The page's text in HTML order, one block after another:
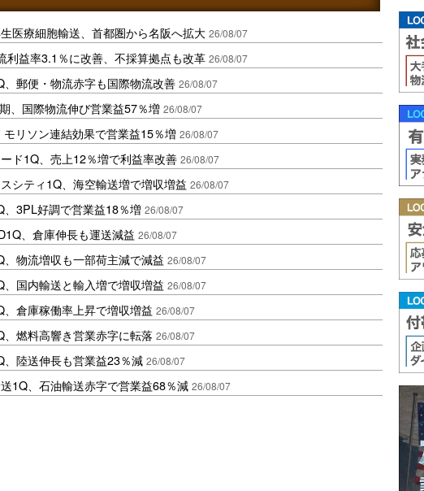
医療細胞輸送、首都圏から名阪へ拡大 26/08/07
利益率3.1％に改善、不採算拠点も改革 26/08/07
、郵便・物流赤字も国際物流改善 26/08/07
、国際物流伸び営業益57％増 26/08/07
リソン連結効果で営業益15％増 26/08/07
ド1Q、売上12％増で利益率改善 26/08/07
シティ1Q、海空輸送増で増収増益 26/08/07
、3PL好調で営業益18％増 26/08/07
、倉庫伸長も運送減益 26/08/07
、物流増収も一部荷主減で減益 26/08/07
、国内輸送と輸入増で増収増益 26/08/07
、倉庫稼働率上昇で増収増益 26/08/07
、燃料高響き営業赤字に転落 26/08/07
、陸送伸長も営業益23％減 26/08/07
1Q、石油輸送赤字で営業益68％減 26/08/07